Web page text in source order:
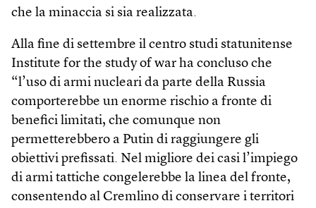
che la minaccia si sia realizzata.
Alla fine di settembre il centro studi statunitense
Institute for the study of war ha concluso che
“l’uso di armi nucleari da parte della Russia
comporterebbe un enorme rischio a fronte di
benefici limitati, che comunque non
permetterebbero a Putin di raggiungere gli
obiettivi prefissati. Nel migliore dei casi l’impiego
di armi tattiche congelerebbe la linea del fronte,
consentendo al Cremlino di conservare i territori